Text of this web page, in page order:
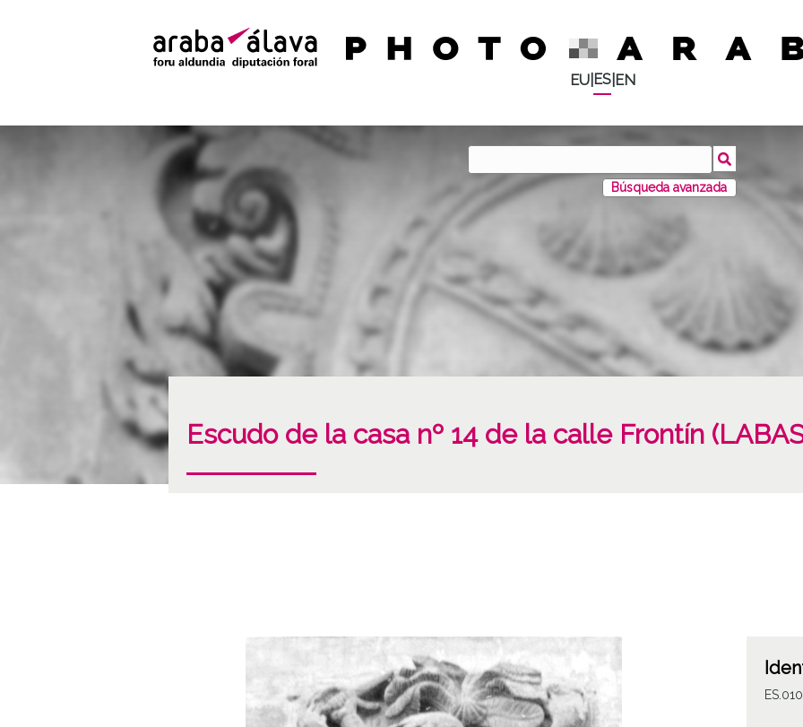
EU| ES| EN
Búsqueda avanzada
Escudo de la casa nº 14 de la calle Frontín